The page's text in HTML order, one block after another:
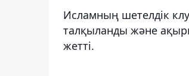
Исламның шетелдік
талқыланды және
жетті.